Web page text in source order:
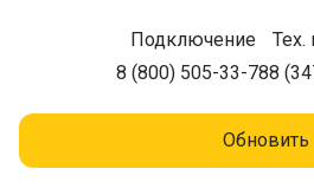
Подключение
8 (800) 505-33-788
Обновить